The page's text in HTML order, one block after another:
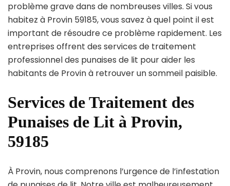
problème grave dans de nombreuses villes. Si vous
habitez à Provin 59185, vous savez à quel point il est
important de résoudre ce problème rapidement. Les
entreprises offrent des services de traitement
professionnel des punaises de lit pour aider les
habitants de Provin à retrouver un sommeil paisible.
Services de Traitement des
Punaises de Lit à Provin,
59185
À Provin, nous comprenons l’urgence de l’infestation